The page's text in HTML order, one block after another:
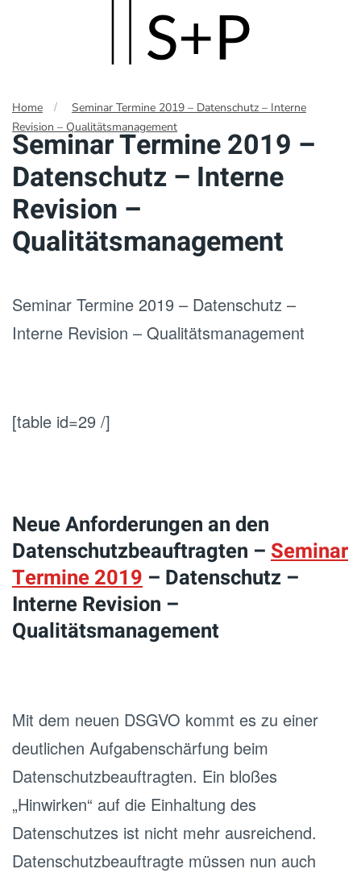
main
content
Home
Seminar Termine 2019 – Datenschutz – Interne
Revision – Qualitätsmanagement
Seminar Termine 2019 –
Datenschutz – Interne
Revision –
Qualitätsmanagement
Seminar Termine 2019 – Datenschutz –
Interne Revision – Qualitätsmanagement
[table id=29 /]
Neue Anforderungen an den
Datenschutzbeauftragten –Seminar
Termine 2019 – Datenschutz –
Interne Revision –
Qualitätsmanagement
Mit dem neuen DSGVO kommt es zu einer
deutlichen Aufgabenschärfung beim
Datenschutzbeauftragten. Ein bloßes
„Hinwirken“ auf die Einhaltung des
Datenschutzes ist nicht mehr ausreichend.
Datenschutzbeauftragte müssen nun auch